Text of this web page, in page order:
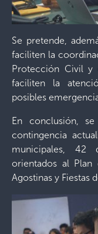
Se pretende,
faciliten la
Protección Civil y
faciliten la
posibles
En conclusión,
contingencia
municipales, 42
orientados al Plan
Agostinas y Fiestas